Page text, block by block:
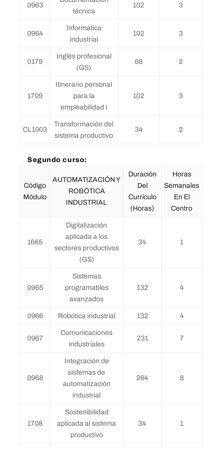
0963
técnica
102 3
0964
Informática
industrial
102 3
0179
Inglés profesional
(GS)
68 2
1709
Itinerario personal
para la
empleabilidad I
102 3
CL1003
Transformación del
sistema productivo
34 2
Segundo curso:
Código
Módulo
AUTOMATIZACIÓN Y
ROBÓTICA
INDUSTRIAL
Duración
Del
Currículo
(horas)
Horas
Semanales
En El
Centro
1665
Digitalización
aplicada a los
sectores productivos
(GS)
34 1
0965
Sistemas
programables
avanzados
132 4
0966 Robótica industrial 132 4
0967
Comunicaciones
industriales
231 7
0968
Integración de
sistemas de
automatización
industrial
264 8
1708
Sostenibilidad
aplicada al sistema
productivo
34 1